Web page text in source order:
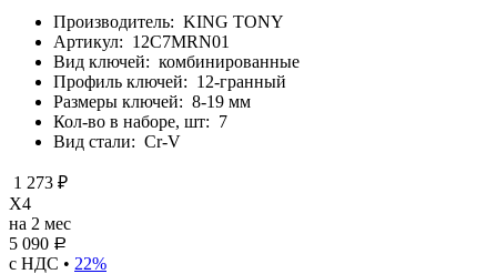
Производитель: KING TONY
Артикул: 12C7MRN01
Вид ключей: комбинированные
Профиль ключей: 12-гранный
Размеры ключей: 8-19 мм
Кол-во в наборе, шт: 7
Вид стали: Cr-V
1 273 ₽
X4
на 2 мес
5 090 Р
с НДС • 22%